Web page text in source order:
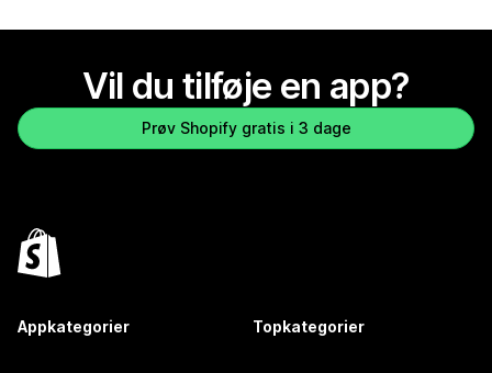
Vil du tilføje en app?
Prøv Shopify gratis i 3 dage
Appkategorier Topkategorier